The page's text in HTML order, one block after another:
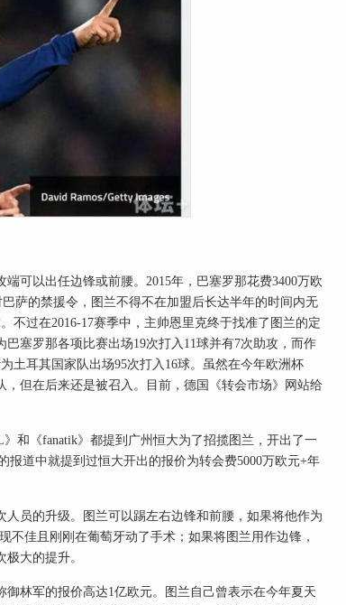
以出任边锋或前腰。2015年，巴塞罗那花费3400万欧
萨的禁援令，图兰不得不在加盟后长达半年的时间内无
不过在2016-17赛季中，主帅恩里克终于找准了图兰的定
塞罗那各项比赛出场19次打入11球并有7次助攻，而作
土耳其国家队出场95次打入16球。虽然在今年欧洲杯
但在后来还是被召入。目前，德国《转会市场》网站给
和《fanatik》都提到广州恒大为了招揽图兰，开出了一
报道中就提到过恒大开出的报价为转会费5000万欧元+年
员的升级。图兰可以踢左右边锋和前腰，如果将他作为
不佳且刚刚在葡萄牙动了手术；如果将图兰用作边锋，
大的提升。
林军的报价高达1亿欧元。图兰自己曾表示在今年夏天